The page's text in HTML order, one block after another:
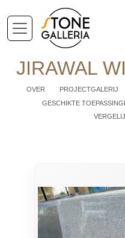
JIRAWAL
OVER PROJECTGALERIJ
GESCHIKTE